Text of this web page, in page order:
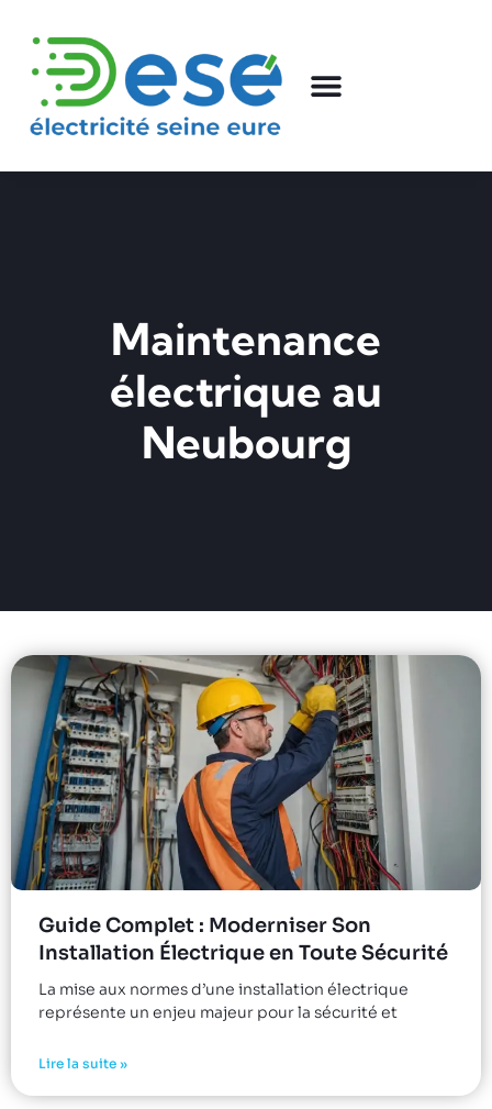
Maintenance
électrique au
Neubourg
Guide Complet : Moderniser Son
Installation Électrique en Toute Sécurité
La mise aux normes d’une installation électrique
représente un enjeu majeur pour la sécurité et
Lire la suite »